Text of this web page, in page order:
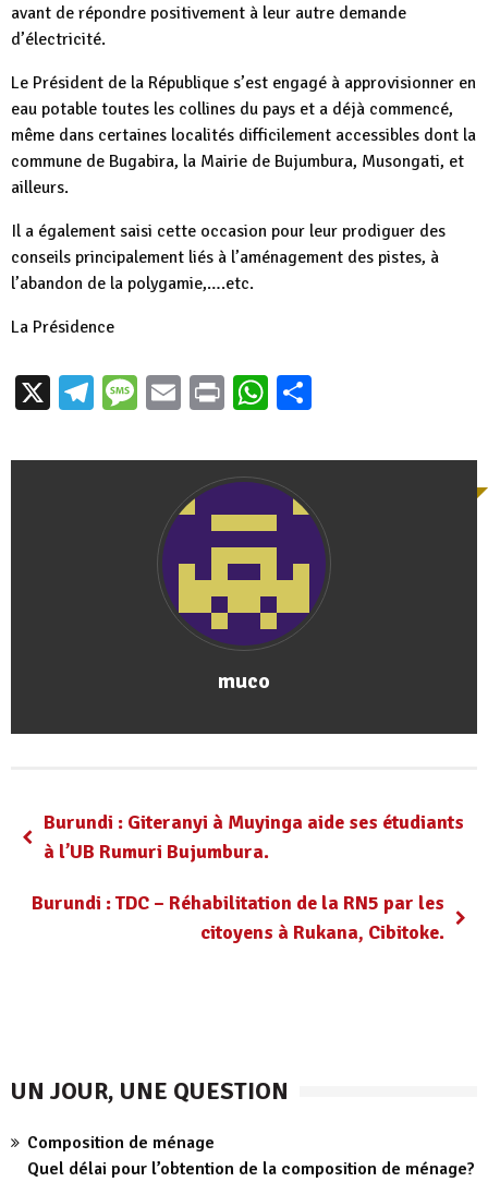
avant de répondre positivement à leur autre demande
d’électricité.
Le Président de la République s’est engagé à approvisionner en
eau potable toutes les collines du pays et a déjà commencé,
même dans certaines localités difficilement accessibles dont la
commune de Bugabira, la Mairie de Bujumbura, Musongati, et
ailleurs.
Il a également saisi cette occasion pour leur prodiguer des
conseils principalement liés à l’aménagement des pistes, à
l’abandon de la polygamie,….etc.
La Présidence
X Telegram
Message
EmailPrintWhatsApp
muco
Burundi : Giteranyi à Muyinga aide ses étudiants
à l’UB Rumuri Bujumbura.
Burundi : TDC – Réhabilitation de la RN5 par les
citoyens à Rukana, Cibitoke.
UN JOUR, UNE QUESTION
Composition de ménage
Quel délai pour l’obtention de la composition de ménage?